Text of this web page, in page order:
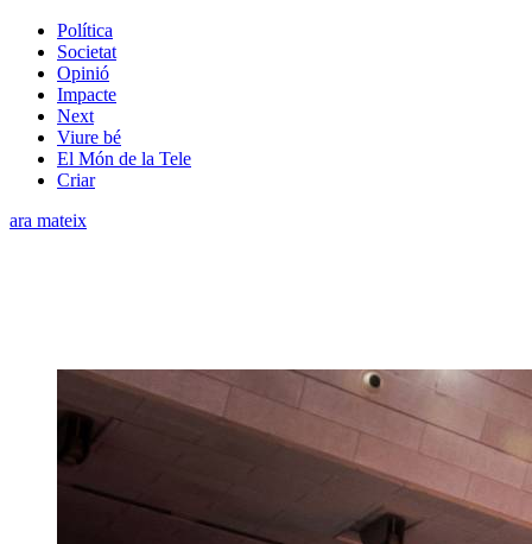
Política
Societat
Opinió
Impacte
Next
Viure bé
El Món de la Tele
Criar
ara mateix